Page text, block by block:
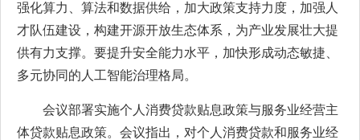
强化算力、算法和数据供给，加大政策支持力度，加强人
才队伍建设，构建开源开放生态体系，为产业发展壮大提
供有力支撑。要提升安全能力水平，加快形成动态敏捷、
多元协同的人工智能治理格局。
会议部署实施个人消费贷款贴息政策与服务业经营主
体贷款贴息政策。会议指出，对个人消费贷款和服务业经